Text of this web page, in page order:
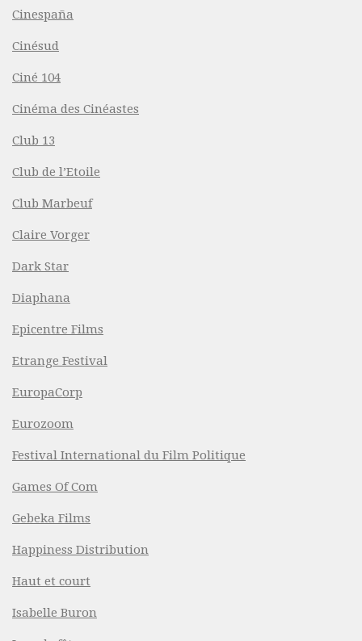
Cinespaña
Cinésud
Ciné 104
Cinéma des Cinéastes
Club 13
Club de l’Etoile
Club Marbeuf
Claire Vorger
Dark Star
Diaphana
Epicentre Films
Etrange Festival
EuropaCorp
Eurozoom
Festival International du Film Politique
Games Of Com
Gebeka Films
Happiness Distribution
Haut et court
Isabelle Buron